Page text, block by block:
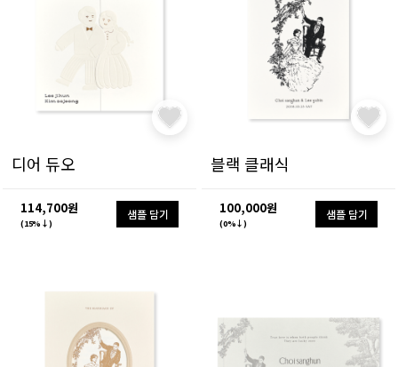
디어 듀오
114,700원
(15%↓)
샘플 담기
블랙 클래식
100,000원
(0%↓)
샘플 담기